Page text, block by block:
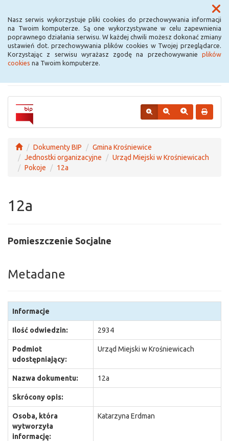
Nasz serwis wykorzystuje pliki cookies do przechowywania informacji
na Twoim komputerze. Są one wykorzystywane w celu zapewnienia
poprawnego działania serwisu. W każdej chwili możesz dokonać zmiany
ustawień dot. przechowywania plików cookies w Twojej przeglądarce.
Korzystając z serwisu wyrażasz zgodę na przechowywanie plików
cookies na Twoim komputerze.
Menu
Urząd Miejski w
Krośniewicach
Dokumenty BIP
Gmina Krośniewice
Jednostki organizacyjne
Urząd Miejski w Krośniewicach
Pokoje
12a
12a
Pomieszczenie Socjalne
Metadane
Informacje
Ilość odwiedzin: 2934
Podmiot
udostępniający:
Urząd Miejski w Krośniewicach
Nazwa dokumentu: 12a
Skrócony opis:
Osoba, która
wytworzyła
informację:
Katarzyna Erdman